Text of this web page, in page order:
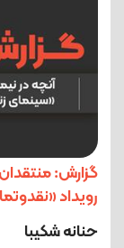
گزارش:
رویداد
حنانه شکیبا